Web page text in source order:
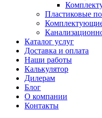
Пластиковые
Каталог услуг
Доставка и оплата
Наши работы
Калькулятор
Дилерам
Блог
О компании
Контакты